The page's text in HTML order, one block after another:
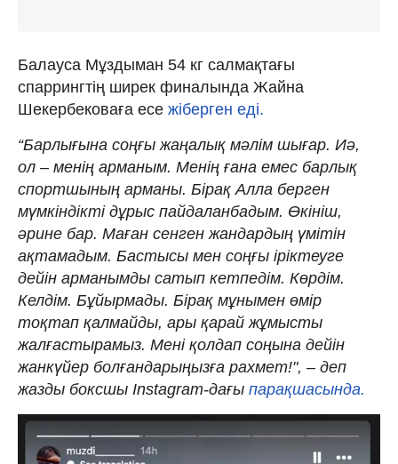
Балауса Мұздыман 54 кг салмақтағы
спаррингтің ширек финалында Жайна
Шекербековаға есе жіберген еді.
“Барлығына соңғы жаңалық мәлім шығар. Иә,
ол – менің арманым. Менің ғана емес барлық
спортшының арманы. Бірақ Алла берген
мүмкіндікті дұрыс пайдаланбадым. Өкініш,
әрине бар. Маған сенген жандардың үмітін
ақтамадым. Бастысы мен соңғы іріктеуге
дейін арманымды сатып кетпедім. Көрдім.
Келдім. Бұйырмады. Бірақ мұнымен өмір
тоқтап қалмайды, ары қарай жұмысты
жалғастырамыз. Мені қолдап соңына дейін
жанкүйер болғандарыңызға рахмет!", – деп
жазды боксшы Instagram-дағы парақшасында.